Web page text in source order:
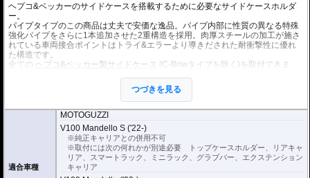
ヘプコ&ベッカーのサイドケースを搭載するために必要なサイドケースホルダ
ー。
パイプタイプのこの商品は丈夫で安価な逸品。パイプ内部に性質の異なる特殊
強化パイプをさらに1本追加させた2重構造を採用。肉厚スチールの加工が施さ
れている車両接合ポイントはトライ&エラーより導きだされた耐衝撃性に優れ
た構造です。
全ての ヘプコ&ベッカー製サイドケース (C-Bowタイプを除く)を取付できま
※こちらのサイドケースホルダーはLock it system機構は御座いません。
※ケースのラインナップはこちらからご確認ください
※サイドケースホルダー用アダプターはケースに付属しています。 詳細はこ
つづきを見る
適合車種
MOTOGUZZI
V100 Mandello S ('22-)
※純正キャリアとの併用不可
※取付には次の何れかが別途必要 トップケースホルダー、リアキャ
リア、スマートラック、ミニラック、グラブバー、エクステンション
キャリア